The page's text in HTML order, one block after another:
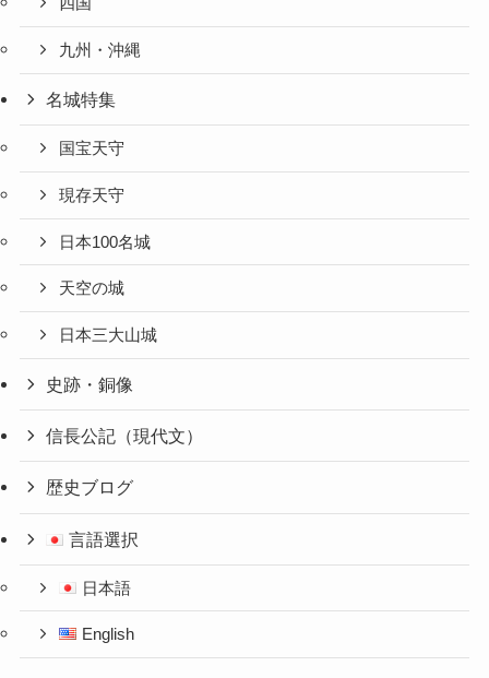
四国
九州・沖縄
名城特集
国宝天守
現存天守
日本100名城
天空の城
日本三大山城
史跡・銅像
信長公記（現代文）
歴史ブログ
言語選択
日本語
English